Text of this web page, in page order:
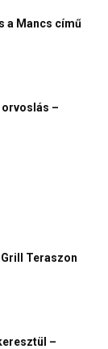
a Mancs című
orvoslás –
Teraszon
–